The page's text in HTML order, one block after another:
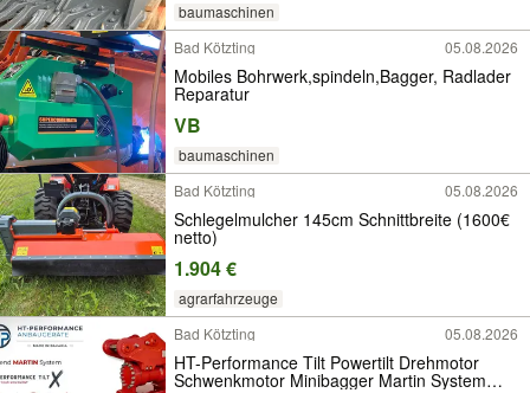
baumaschinen
Bad Kötzting
05.08.2026
Mobiles Bohrwerk,spindeln,Bagger, Radlader
Reparatur
VB
baumaschinen
Bad Kötzting
05.08.2026
Schlegelmulcher 145cm Schnittbreite (1600€
netto)
1.904 €
agrarfahrzeuge
Bad Kötzting
05.08.2026
HT-Performance Tilt Powertilt Drehmotor
Schwenkmotor Minibagger Martin System